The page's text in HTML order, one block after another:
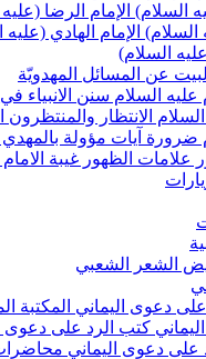
الرضا (عليه السلام) الإمام
الهادي (عليه السلام) الإمام
المهدويّة
الانبياء في المهديأسماء
والمنتظرونالرجعةالمهدي
بالمهدي عليه السلام
غيبة الامام عليه السلام
المكتبة المرئية- الرد
على دعوى اليماني
محاضرات الرد على